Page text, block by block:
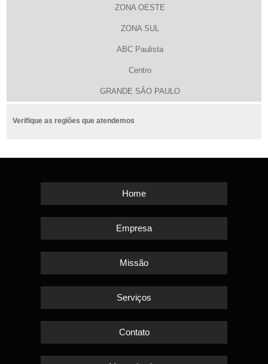
ZONA OESTE
ZONA SUL
ABC Paulista
Centro
GRANDE SÃO PAULO
Verifique as regiões que atendemos
Home
Empresa
Missão
Serviços
Contato